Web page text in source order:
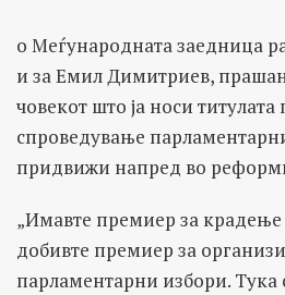
о Меѓународната заедница
и за Емил Димитриев,
човекот што ја носи
спроведување
придвижи напред во
„Имавте премиер за крадење
добивте премиер за
парламентарни избори. Тука